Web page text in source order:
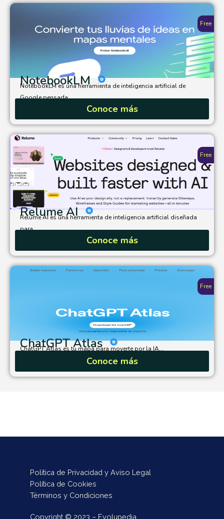
NotebookLM
NotebookLM es una herramienta de inteligencia artificial de
Google pensada...
Conoce más
Free
Relume AI
Relume AI es una herramienta de inteligencia artificial diseñada
para...
Conoce más
Free
ChatGPT Atlas
ChatGPT Atlas es tu mapa para moverte por la IA...
Conoce más
Free
Política de Privacidad y Aviso Legal
Política de Cookies
Términos y Condiciones
Copyright © 2023 – Evolupedia